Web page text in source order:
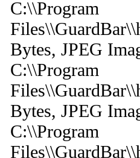
C:\\Program
Bytes, JPEG
C:\\Program
Bytes, JPEG
C:\\Program